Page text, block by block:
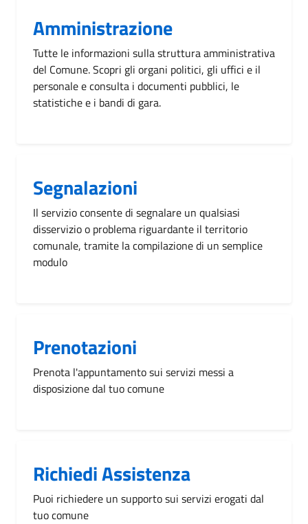
Amministrazione
Tutte le informazioni sulla struttura amministrativa
del Comune. Scopri gli organi politici, gli uffici e il
personale e consulta i documenti pubblici, le
statistiche e i bandi di gara.
Segnalazioni
Il servizio consente di segnalare un qualsiasi
disservizio o problema riguardante il territorio
comunale, tramite la compilazione di un semplice
modulo
Prenotazioni
Prenota l'appuntamento sui servizi messi a
disposizione dal tuo comune
Richiedi Assistenza
Puoi richiedere un supporto sui servizi erogati dal
tuo comune